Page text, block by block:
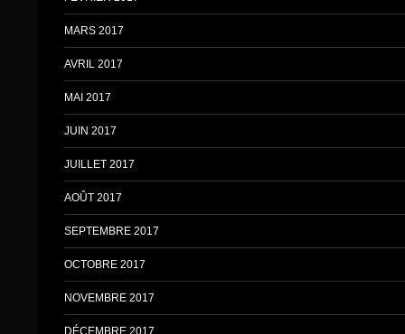
MARS 2017
AVRIL 2017
MAI 2017
JUIN 2017
JUILLET 2017
AOÛT 2017
SEPTEMBRE 2017
OCTOBRE 2017
NOVEMBRE 2017
DÉCEMBRE 2017